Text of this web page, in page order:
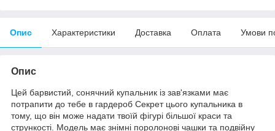
Опис Характеристики Доставка Оплата Умови
Опис
Цей барвистий, сонячний купальник із зав'язками має
потрапити до тебе в гардероб Секрет цього купальника в
тому, що він може надати твоїй фігурі більшої краси та
стрункості. Модель має знімні поролонові чашки та подвійну